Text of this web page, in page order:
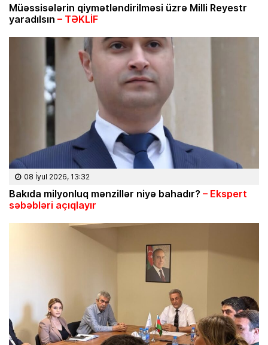
Müəssisələrin qiymətləndirilməsi üzrə Milli Reyestr
yaradılsın – TƏKLİF
08 İyul 2026, 13:32
Bakıda milyonluq mənzillər niyə bahadır? – Ekspert
səbəbləri açıqlayır